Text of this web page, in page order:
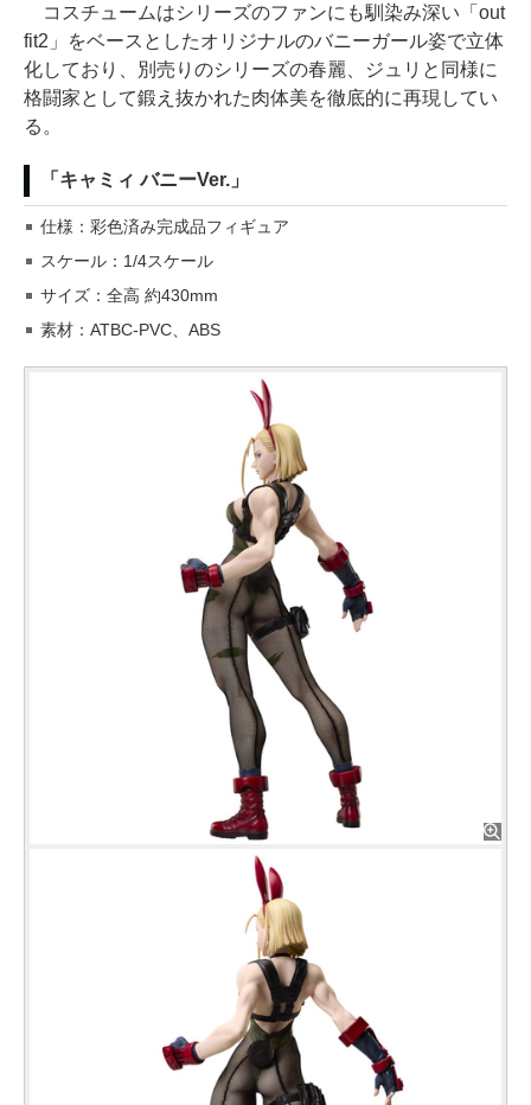
コスチュームはシリーズのファンにも馴染み深い「out
fit2」をベースとしたオリジナルのバニーガール姿で立体
化しており、別売りのシリーズの春麗、ジュリと同様に
格闘家として鍛え抜かれた肉体美を徹底的に再現してい
る。
「キャミィ バニーVer.」
仕様：彩色済み完成品フィギュア
スケール：1/4スケール
サイズ：全高 約430mm
素材：ATBC-PVC、ABS